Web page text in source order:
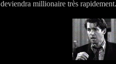
deviendra millionaire très rapidement.